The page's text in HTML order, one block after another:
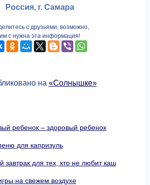
Россия, г. Самара
с друзьями, возможно,
им с нужна эта информация!
на «Солнышке»
ребeнок – здоровый ребенок
для капризуль
завтрак для тех, кто не любит каш
на свежем воздухе